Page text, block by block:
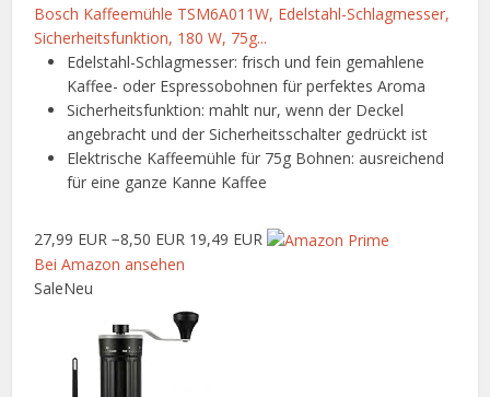
Bosch Kaffeemühle TSM6A011W, Edelstahl-Schlagmesser,
Sicherheitsfunktion, 180 W, 75g...
Edelstahl-Schlagmesser: frisch und fein gemahlene
Kaffee- oder Espressobohnen für perfektes Aroma
Sicherheitsfunktion: mahlt nur, wenn der Deckel
angebracht und der Sicherheitsschalter gedrückt ist
Elektrische Kaffeemühle für 75g Bohnen: ausreichend
für eine ganze Kanne Kaffee
27,99 EUR −8,50 EUR 19,49 EUR
Bei Amazon ansehen
SaleNeu